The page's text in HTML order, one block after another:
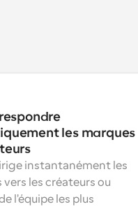
les marques
instantanément les
vers les créateurs ou
l'équipe les plus